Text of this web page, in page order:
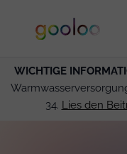
WICHTIGE
34. Lies den